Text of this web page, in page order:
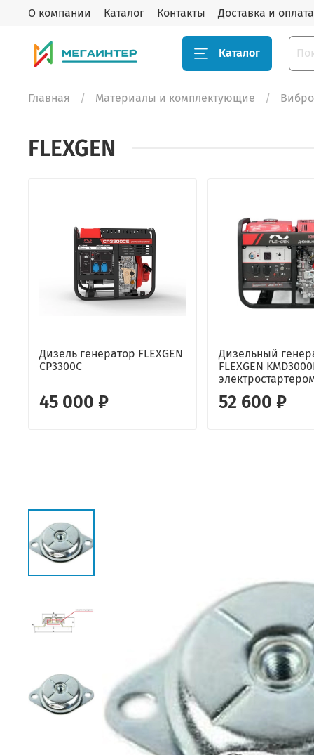
О компании Каталог Контакты Доставка и оплата
Каталог
Главная Материалы и комплектующие
FLEXGEN
Дизель генератор FLEXGEN
CP3300C
45 000 ₽
Дизельный
FLEXGEN
52 600 ₽